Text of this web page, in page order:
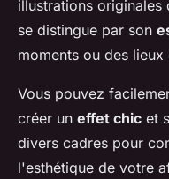
illustrations originales
se distingue par son
moments ou des
Vous pouvez
créer un effet chic et
divers cadres pour
l'esthétique de votre